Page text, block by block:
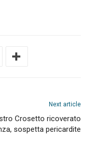
Next article
Crosetto ricoverato
sospetta pericardite